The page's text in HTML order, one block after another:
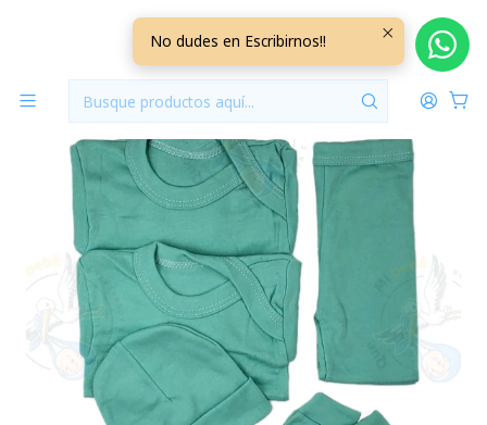
Ajuares 0/3 Meses Lisos/Rayados
Ajuar 5 Piezas Liso Talla 0/3 Meses Verde Agua
No dudes en Escribirnos!!